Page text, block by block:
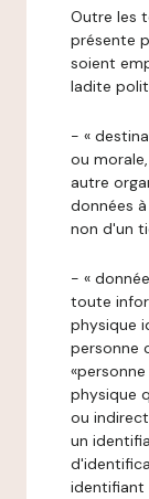
Outre les
présente
soient
ladite
- «
ou
autre
données
non d'un
- «
toute
physique
personne
physique
ou
un
identifiant